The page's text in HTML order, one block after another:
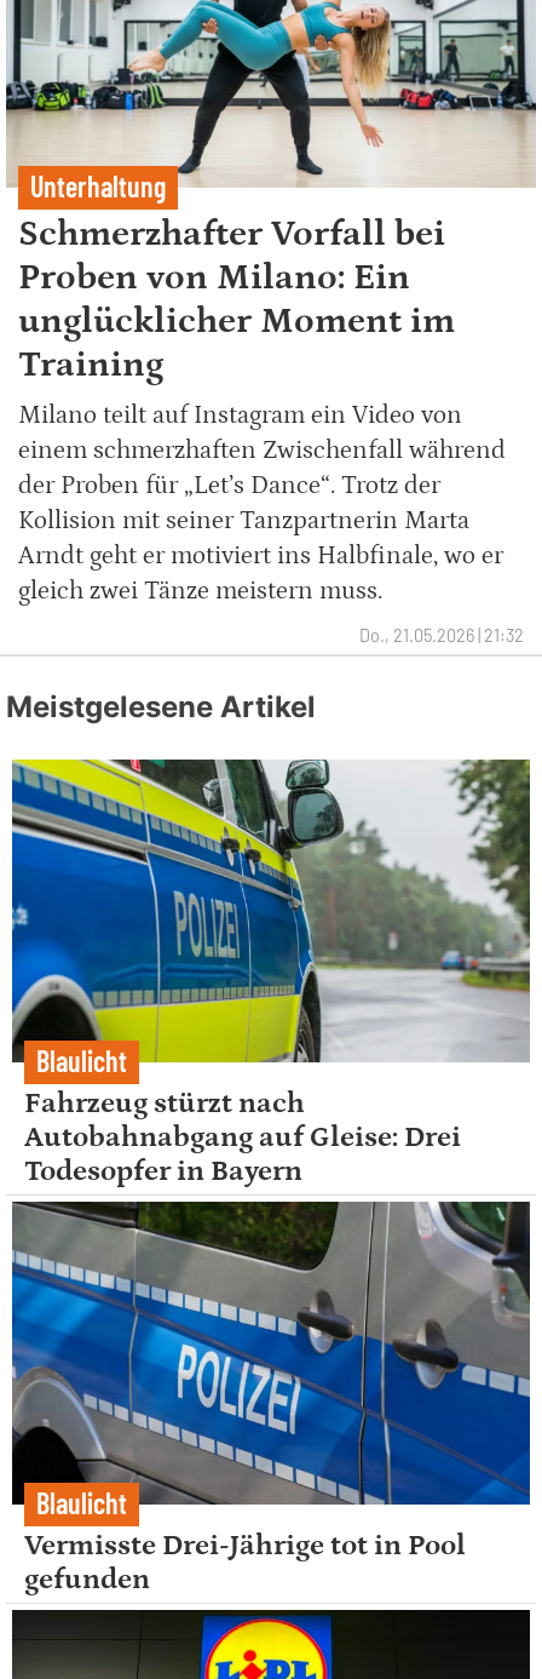
Unterhaltung
Schmerzhafter Vorfall bei
Proben von Milano: Ein
unglücklicher Moment im
Training
Milano teilt auf Instagram ein Video von
einem schmerzhaften Zwischenfall während
der Proben für „Let’s Dance“. Trotz der
Kollision mit seiner Tanzpartnerin Marta
Arndt geht er motiviert ins Halbfinale, wo er
gleich zwei Tänze meistern muss.
Do., 21.05.2026 | 21:32
Meistgelesene Artikel
Blaulicht
Fahrzeug stürzt nach
Autobahnabgang auf Gleise: Drei
Todesopfer in Bayern
Blaulicht
Vermisste Drei-Jährige tot in Pool
gefunden